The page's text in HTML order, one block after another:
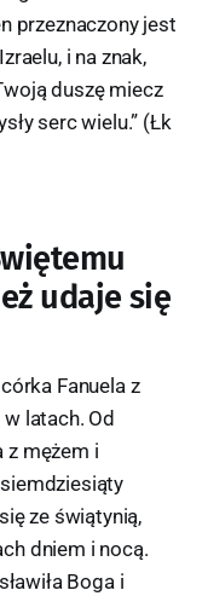
przeznaczony jest
i na znak,
duszę miecz
serc wielu.” (Łk
udaje się
Fanuela z
latach. Od
z mężem i
ze świątynią,
dniem i nocą.
Boga i